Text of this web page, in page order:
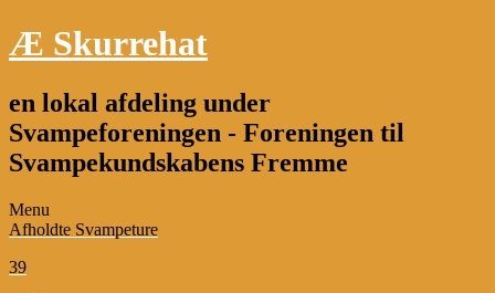
Æ Skurrehat
en lokal afdeling under
Svampeforeningen - Foreningen til
Svampekundskabens Fremme
Menu
Afholdte Svampeture
39